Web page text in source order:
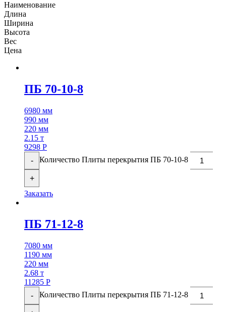
Наименование
Длина
Ширина
Высота
Вес
Цена
ПБ 70-10-8
6980 мм
990 мм
220 мм
2.15 т
9298 Р
-
Количество Плиты перекрытия ПБ 70-10-8
+
Заказать
ПБ 71-12-8
7080 мм
1190 мм
220 мм
2.68 т
11285 Р
-
Количество Плиты перекрытия ПБ 71-12-8